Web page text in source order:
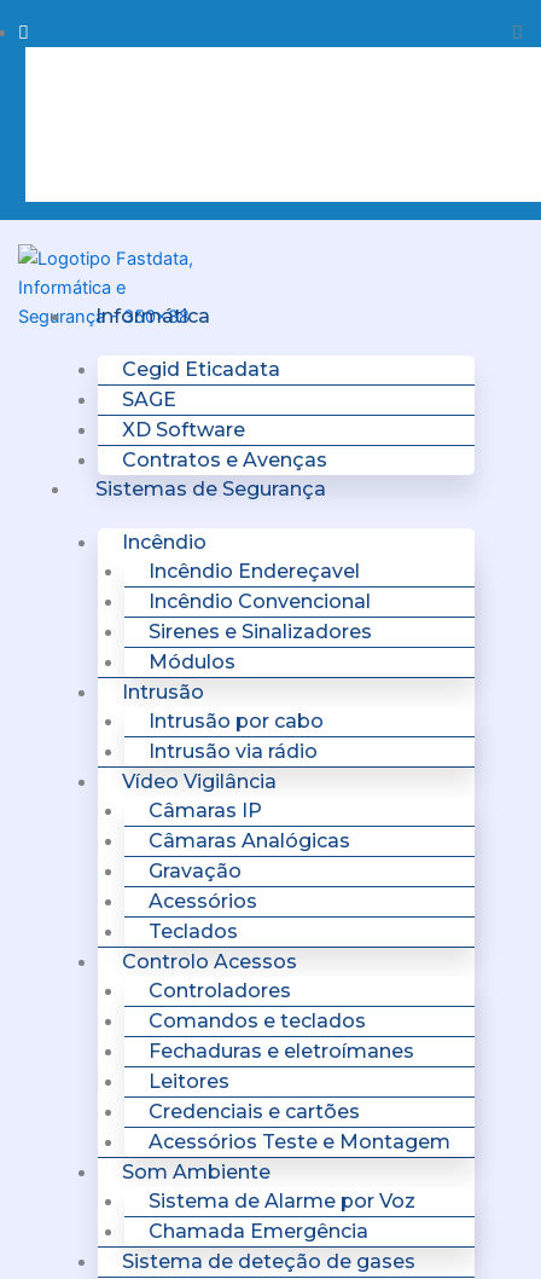
to
Procurar
Informática
Cegid Eticadata
SAGE
XD Software
Contratos e Avenças
Sistemas de Segurança
Incêndio
Incêndio Endereçavel
Incêndio Convencional
Sirenes e Sinalizadores
Módulos
Intrusão
Intrusão por cabo
Intrusão via rádio
Vídeo Vigilância
Câmaras IP
Câmaras Analógicas
Gravação
Acessórios
Teclados
Controlo Acessos
Controladores
Comandos e teclados
Fechaduras e eletroímanes
Leitores
Credenciais e cartões
Acessórios Teste e Montagem
Som Ambiente
Sistema de Alarme por Voz
Chamada Emergência
Sistema de deteção de gases
Menu